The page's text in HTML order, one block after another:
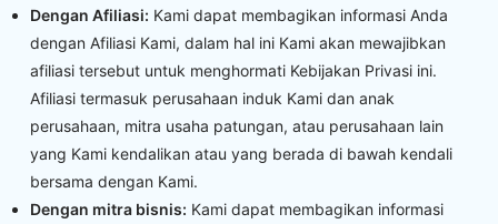
Dengan Afiliasi: Kami dapat membagikan informasi Anda
dengan Afiliasi Kami, dalam hal ini Kami akan mewajibkan
afiliasi tersebut untuk menghormati Kebijakan Privasi ini.
Afiliasi termasuk perusahaan induk Kami dan anak
perusahaan, mitra usaha patungan, atau perusahaan lain
yang Kami kendalikan atau yang berada di bawah kendali
bersama dengan Kami.
Dengan mitra bisnis: Kami dapat membagikan informasi